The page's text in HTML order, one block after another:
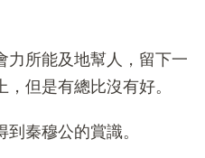
力所能及地幫人，留下一
但是有總比沒有好。
秦穆公的賞識。